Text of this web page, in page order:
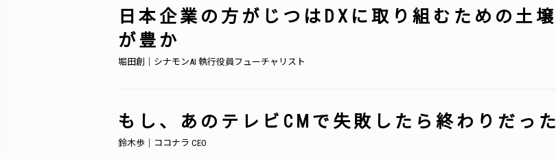
日本企業の方がじつはDXに取り組むための土壌
が豊か
堀田創｜シナモンAI 執行役員フューチャリスト
もし、あのテレビCMで失敗したら終わりだった
鈴木歩｜ココナラ CEO